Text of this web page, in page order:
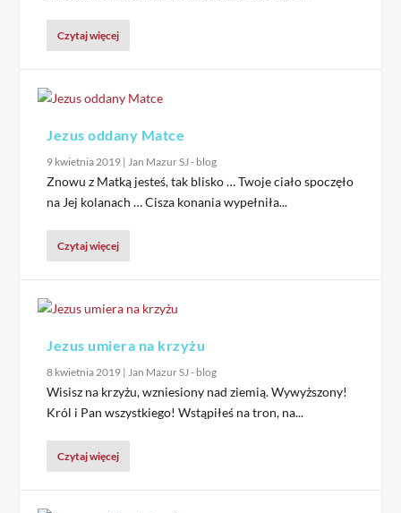
Czytaj więcej
Jezus oddany Matce
9 kwietnia 2019 |Jan Mazur SJ - blog
Znowu z Matką jesteś, tak blisko … Twoje ciało spoczęło
na Jej kolanach … Cisza konania wypełniła...
Czytaj więcej
Jezus umiera na krzyżu
8 kwietnia 2019 |Jan Mazur SJ - blog
Wisisz na krzyżu, wzniesiony nad ziemią. Wywyższony!
Król i Pan wszystkiego! Wstąpiłeś na tron, na...
Czytaj więcej